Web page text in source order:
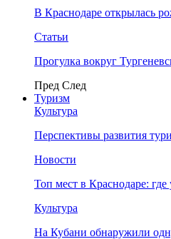
В Краснодаре открылась
Статьи
Прогулка вокруг
Пред След
Туризм
Культура
Перспективы развития
Новости
Топ мест в Краснодаре:
Культура
На Кубани обнаружили